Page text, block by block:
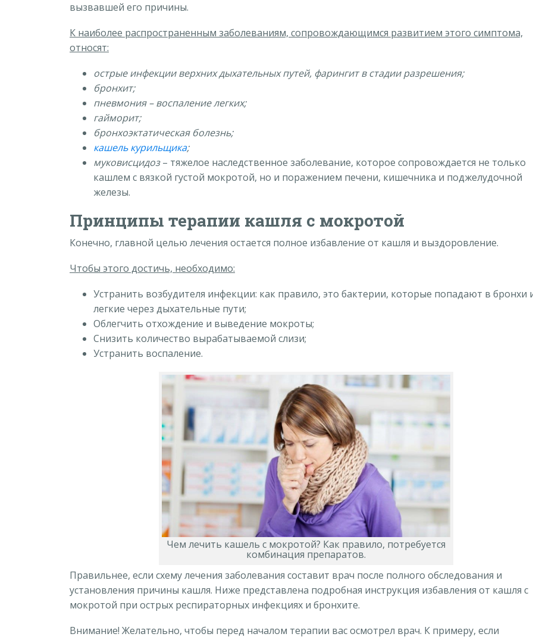
вызвавшей его причины.
К наиболее распространенным заболеваниям, сопровождающимся развитием этого симптома,
относят:
острые инфекции верхних дыхательных путей, фарингит в стадии разрешения;
бронхит;
пневмония – воспаление легких;
гайморит;
бронхоэктатическая болезнь;
кашель курильщика;
муковисцидоз– тяжелое наследственное заболевание, которое сопровождается не только
кашлем с вязкой густой мокротой, но и поражением печени, кишечника и поджелудочной
железы.
Принципы терапии кашля с мокротой
Конечно, главной целью лечения остается полное избавление от кашля и выздоровление.
Чтобы этого достичь, необходимо:
Устранить возбудителя инфекции: как правило, это бактерии, которые попадают в бронхи
легкие через дыхательные пути;
Облегчить отхождение и выведение мокроты;
Снизить количество вырабатываемой слизи;
Устранить воспаление.
Чем лечить кашель с мокротой? Как правило, потребуется
комбинация препаратов.
Правильнее, если схему лечения заболевания составит врач после полного обследования и
установления причины кашля. Ниже представлена подробная инструкция избавления от кашля с
мокротой при острых респираторных инфекциях и бронхите.
Внимание! Желательно, чтобы перед началом терапии вас осмотрел врач. К примеру, если